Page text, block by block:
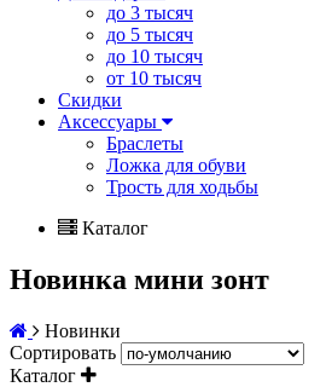
до 3 тысяч
до 5 тысяч
до 10 тысяч
от 10 тысяч
Скидки
Аксессуары
Браслеты
Ложка для обуви
Трость для ходьбы
Каталог
Новинка мини зонт
Новинки
Сортировать
Каталог